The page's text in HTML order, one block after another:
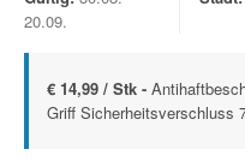
20.09.
€ 14,99 / Stk -
Griff Sicherheitsverschluss